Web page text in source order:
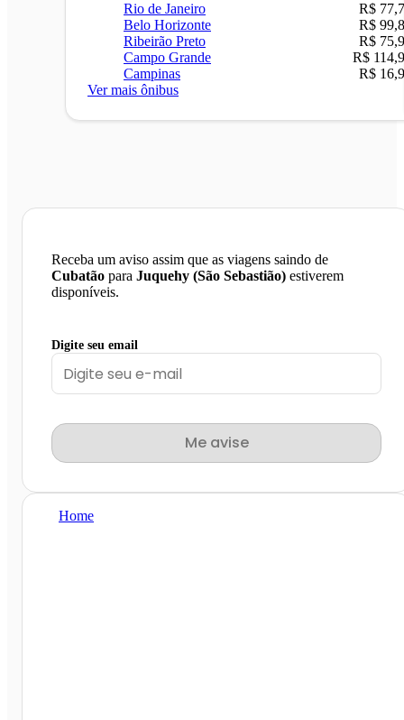
Rio de Janeiro
R$
Belo Horizonte
R$
Ribeirão Preto
R$
Campo Grande
R$
Campinas
R$
Ver mais ônibus
Receba um aviso assim que as viagens saindo de
Cubatão para Juquehy (São Sebastião) estiverem
disponíveis.
Digite seu email
Me avise
Home